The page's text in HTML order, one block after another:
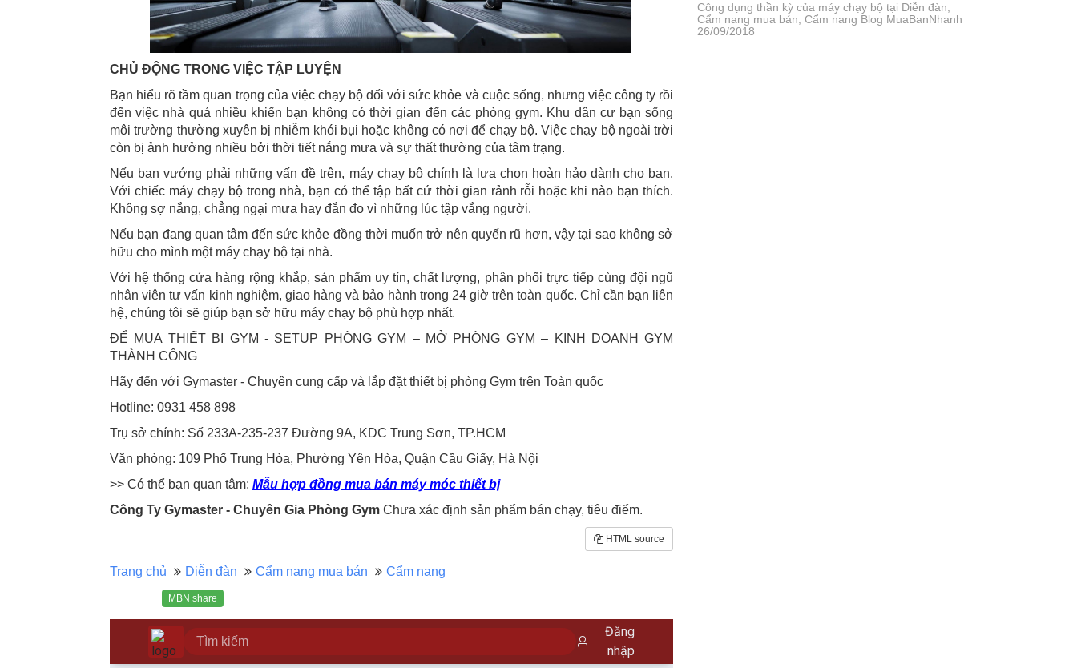
CHỦ ĐỘNG TRONG VIỆC TẬP LUYỆN
Bạn hiểu rõ tầm quan trọng của việc chạy bộ đối với sức khỏe và cuộc sống, nhưng việc công ty rồi
đến việc nhà quá nhiều khiến bạn không có thời gian đến các phòng gym. Khu dân cư bạn sống
môi trường thường xuyên bị nhiễm khói bụi hoặc không có nơi để chạy bộ. Việc chạy bộ ngoài trời
còn bị ảnh hưởng nhiều bởi thời tiết nắng mưa và sự thất thường của tâm trạng.
Nếu bạn vướng phải những vấn đề trên, máy chạy bộ chính là lựa chọn hoàn hảo dành cho bạn.
Với chiếc máy chạy bộ trong nhà, bạn có thể tập bất cứ thời gian rảnh rỗi hoặc khi nào bạn thích.
Không sợ nắng, chẳng ngại mưa hay đắn đo vì những lúc tập vắng người.
Nếu bạn đang quan tâm đến sức khỏe đồng thời muốn trở nên quyến rũ hơn, vậy tại sao không sở
hữu cho mình một máy chạy bộ tại nhà.
Với hệ thống cửa hàng rộng khắp, sản phẩm uy tín, chất lượng, phân phối trực tiếp cùng đội ngũ
nhân viên tư vấn kinh nghiệm, giao hàng và bảo hành trong 24 giờ trên toàn quốc. Chỉ cần bạn liên
hệ, chúng tôi sẽ giúp bạn sở hữu máy chạy bộ phù hợp nhất.
ĐỂ MUA THIẾT BỊ GYM - SETUP PHÒNG GYM – MỞ PHÒNG GYM – KINH DOANH GYM
THÀNH CÔNG
Hãy đến với Gymaster - Chuyên cung cấp và lắp đặt thiết bị phòng Gym trên Toàn quốc
Hotline: 0931 458 898
Trụ sở chính: Số 233A-235-237 Đường 9A, KDC Trung Sơn, TP.HCM
Văn phòng: 109 Phố Trung Hòa, Phường Yên Hòa, Quận Cầu Giấy, Hà Nội
>> Có thể bạn quan tâm: Mẫu hợp đồng mua bán máy móc thiết bị
Công Ty Gymaster - Chuyên Gia Phòng Gym Chưa xác định sản phẩm bán chạy, tiêu điểm.
HTML source
Trang chủ Diễn đàn Cẩm nang mua bán Cẩm nang
MBN share
Công dụng thần kỳ của máy chạy bộ tại Diễn đàn,
Cẩm nang mua bán, Cẩm nang Blog MuaBanNhanh
26/09/2018